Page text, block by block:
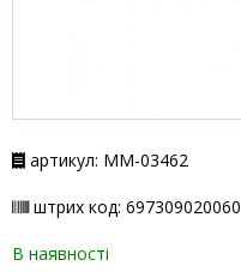
артикул: ММ-03462
штрих код: 697309020060
В наявності